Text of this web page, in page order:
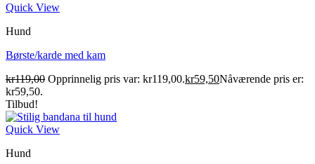
Quick View
Hund
Børste/karde med kam
kr119,00 Opprinnelig pris var: kr119,00.kr59,50Nåværende pris er:
kr59,50.
Tilbud!
Quick View
Hund